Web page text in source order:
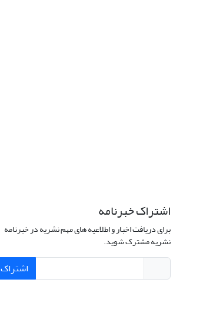
اشتراک خبرنامه
برای دریافت اخبار و اطلاعیه های مهم نشریه در خبرنامه
نشریه مشترک شوید.
اشتراک